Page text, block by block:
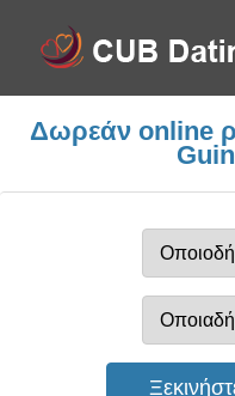
Δωρεάν online